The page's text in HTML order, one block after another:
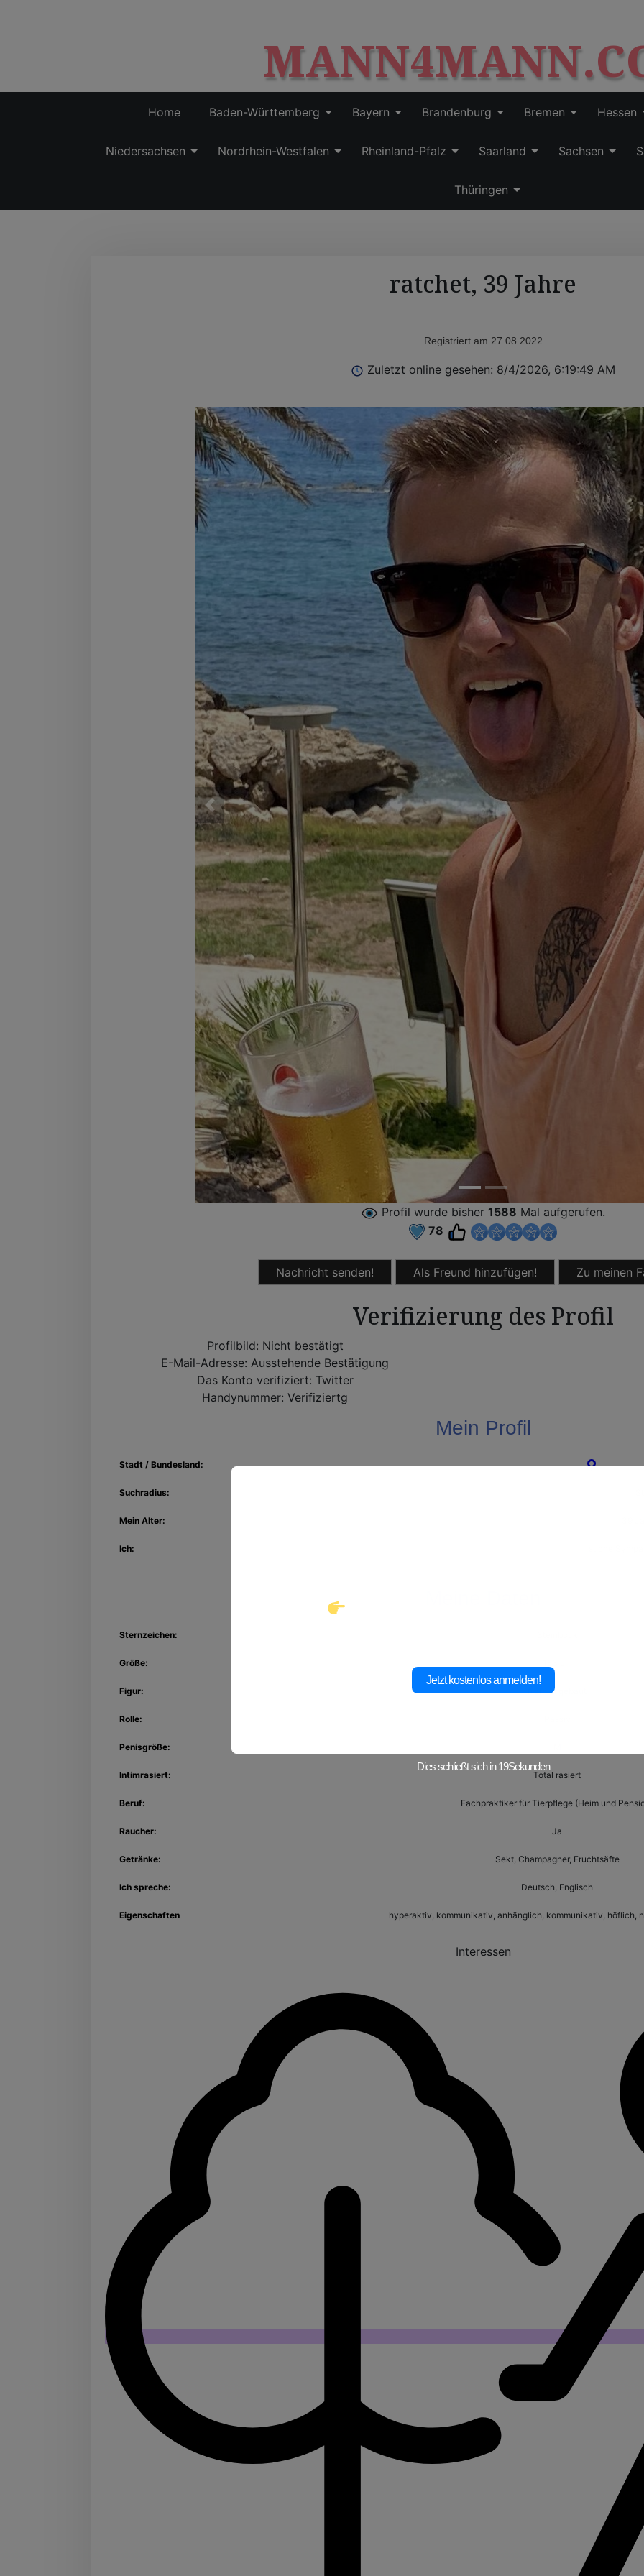
p
t
o
c
n
n
Home Baden-Württemberg Bayern Brandenburg Bremen Hessen
Niedersachsen Nordrhein-Westfalen Rheinland-Pfalz Saarland Sachsen
Thüringen
ratchet, 39 Jahre
Registriert am 27.08.2022
Zuletzt online gesehen: 8/4/2026, 6:19:49 AM
Profil wurde bisher 1588 Mal aufgerufen.
78
Nachricht senden! Als Freund hinzufügen! Zu meinen
Verifizierung des Profil
Profilbild: Nicht bestätigt
E-Mail-Adresse: Ausstehende Bestätigung
Das Konto verifiziert: Twitter
Handynummer: Verifiziertg
Mein Profil
Stadt / Bundesland: Köln,
Suchradius:
Mein Alter:
Ich:
Sternzeichen:
Größe:
Figur: Normal gebaut
Rolle:
Penisgröße:
Intimrasiert: Total rasiert
Beruf: Fachpraktiker für Tierpflege (Heim und
Raucher: Ja
Getränke: Sekt, Champagner, Fruchtsäfte
Ich spreche: Deutsch, Englisch
Eigenschaften hyperaktiv, kommunikativ, anhänglich, kommunikativ, höflich,
Interessen
Jetzt kostenlos anmelden!
Dies schließt sich in18Sekunden